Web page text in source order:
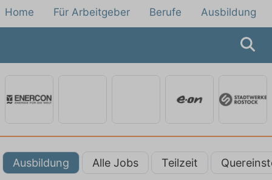
Home Für Arbeitgeber Berufe Ausbildung
Ausbildung Alle Jobs Teilzeit